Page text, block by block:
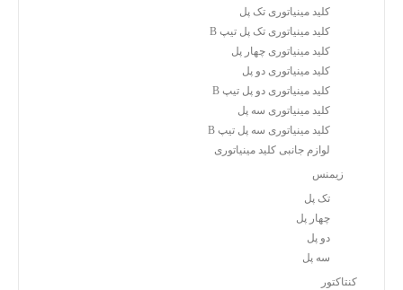
کلید مینیاتوری تک پل
کلید مینیاتوری تک پل تیپ B
کلید مینیاتوری چهار پل
کلید مینیاتوری دو پل
کلید مینیاتوری دو پل تیپ B
کلید مینیاتوری سه پل
کلید مینیاتوری سه پل تیپ B
لوازم جانبی کلید مینیاتوری
زیمنس
تک پل
چهار پل
دو پل
سه پل
کنتاکتور